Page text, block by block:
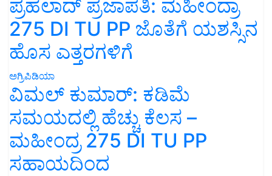
ಪ್ರಹಲಾದ್ ಪ್ರಜಾಪತಿ: ಮಹೀಂದ್ರಾ
275 DI TU PP ಜೊತೆಗೆ ಯಶಸ್ಸಿನ
ಹೊಸ ಎತ್ತರಗಳಿಗೆ
ಅಗ್ರಿಪಿಡಿಯಾ
ವಿಮಲ್ ಕುಮಾರ್: ಕಡಿಮೆ
ಸಮಯದಲ್ಲಿ ಹೆಚ್ಚು ಕೆಲಸ –
ಮಹೀಂದ್ರ 275 DI TU PP
ಸಹಾಯದಿಂದ